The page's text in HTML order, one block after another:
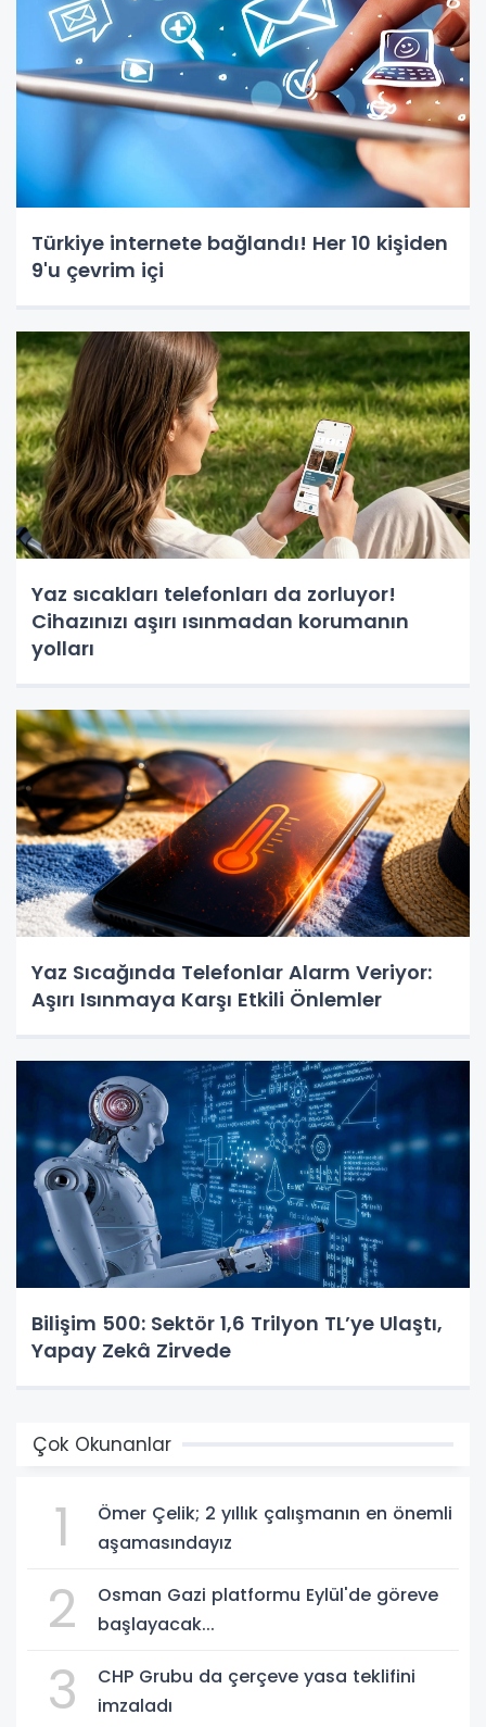
Türkiye internete bağlandı! Her 10 kişiden
9'u çevrim içi
Yaz sıcakları telefonları da zorluyor!
Cihazınızı aşırı ısınmadan korumanın
yolları
Yaz Sıcağında Telefonlar Alarm Veriyor:
Aşırı Isınmaya Karşı Etkili Önlemler
Bilişim 500: Sektör 1,6 Trilyon TL’ye Ulaştı,
Yapay Zekâ Zirvede
Çok Okunanlar
1
Ömer Çelik; 2 yıllık çalışmanın en önemli
aşamasındayız
2
Osman Gazi platformu Eylül'de göreve
başlayacak...
3
CHP Grubu da çerçeve yasa teklifini
imzaladı